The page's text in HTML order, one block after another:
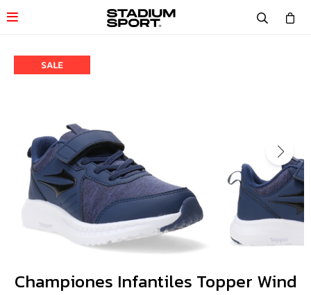

Championes Infantiles Topper Wind